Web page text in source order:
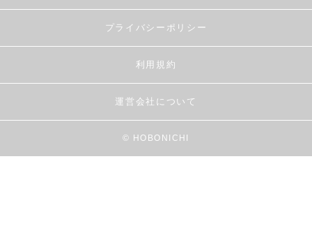
プライバシーポリシー
利用規約
運営会社について
© HOBONICHI